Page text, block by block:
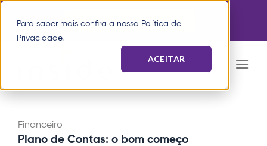
Para saber mais confira a nossa Política de
Privacidade.
ACEITAR
Pular
para
Agende uma demonstração
Financeiro
Plano de Contas: o bom começo